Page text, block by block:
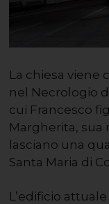
La chiesa viene
nel Necrologio
cui Francesco
Margherita,
lasciano una
Santa Maria di
L’edificio